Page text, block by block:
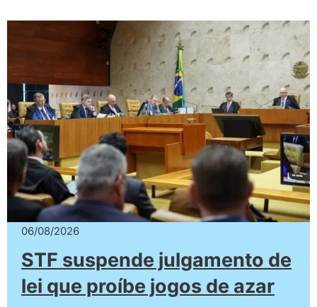
06/08/2026
STF suspende julgamento de
lei que proíbe jogos de azar